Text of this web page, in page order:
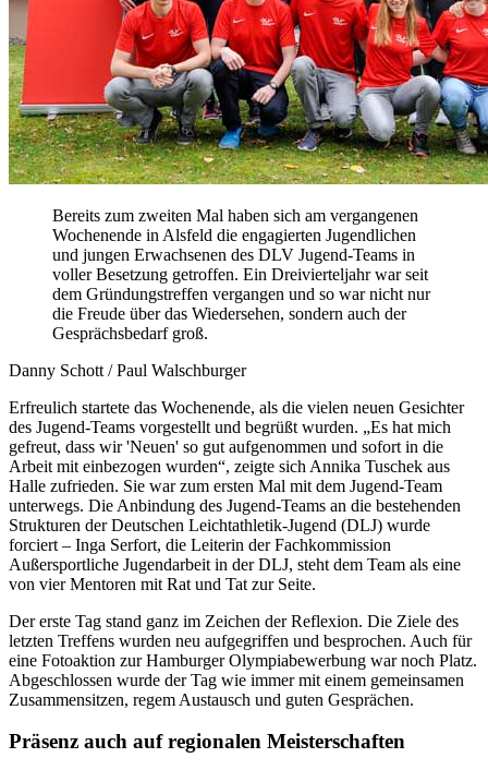
Bereits zum zweiten Mal haben sich am vergangenen
Wochenende in Alsfeld die engagierten Jugendlichen
und jungen Erwachsenen des DLV Jugend-Teams in
voller Besetzung getroffen. Ein Dreivierteljahr war seit
dem Gründungstreffen vergangen und so war nicht nur
die Freude über das Wiedersehen, sondern auch der
Gesprächsbedarf groß.
Danny Schott / Paul Walschburger
Erfreulich startete das Wochenende, als die vielen neuen Gesichter
des Jugend-Teams vorgestellt und begrüßt wurden. „Es hat mich
gefreut, dass wir 'Neuen' so gut aufgenommen und sofort in die
Arbeit mit einbezogen wurden“, zeigte sich Annika Tuschek aus
Halle zufrieden. Sie war zum ersten Mal mit dem Jugend-Team
unterwegs. Die Anbindung des Jugend-Teams an die bestehenden
Strukturen der Deutschen Leichtathletik-Jugend (DLJ) wurde
forciert – Inga Serfort, die Leiterin der Fachkommission
Außersportliche Jugendarbeit in der DLJ, steht dem Team als eine
von vier Mentoren mit Rat und Tat zur Seite.
Der erste Tag stand ganz im Zeichen der Reflexion. Die Ziele des
letzten Treffens wurden neu aufgegriffen und besprochen. Auch für
eine Fotoaktion zur Hamburger Olympiabewerbung war noch Platz.
Abgeschlossen wurde der Tag wie immer mit einem gemeinsamen
Zusammensitzen, regem Austausch und guten Gesprächen.
Präsenz auch auf regionalen Meisterschaften